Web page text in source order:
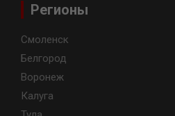
Регионы
Смоленск
Белгород
Воронеж
Калуга